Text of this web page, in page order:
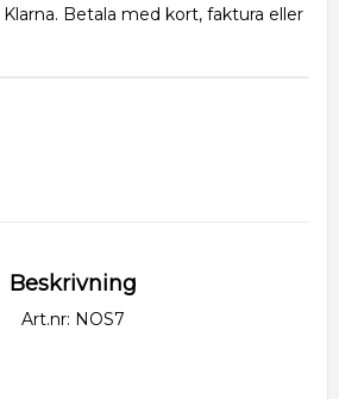
Betala med kort, faktura eller
Beskrivning
Art.nr: NOS7